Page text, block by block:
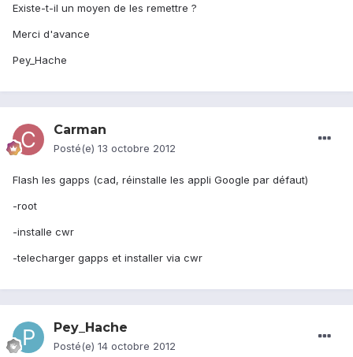
Existe-t-il un moyen de les remettre ?
Merci d'avance
Pey_Hache
Carman
Posté(e) 13 octobre 2012
Flash les gapps (cad, réinstalle les appli Google par défaut)
-root
-installe cwr
-telecharger gapps et installer via cwr
Pey_Hache
Posté(e) 14 octobre 2012